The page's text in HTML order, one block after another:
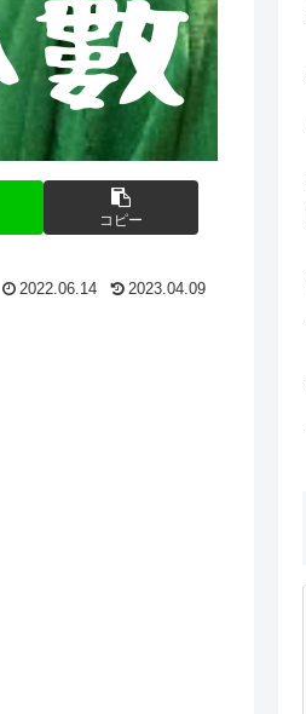
コピー
2022.06.14 2023.04.09